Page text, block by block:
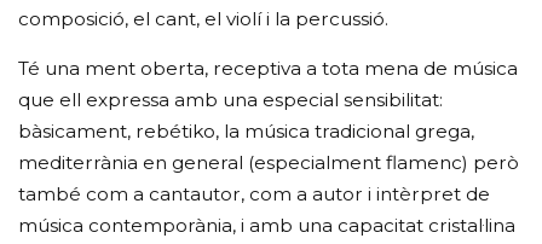
composició, el cant, el violí i la percussió.
Té una ment oberta, receptiva a tota mena de música
que ell expressa amb una especial sensibilitat:
bàsicament, rebétiko, la música tradicional grega,
mediterrània en general (especialment flamenc) però
també com a cantautor, com a autor i intèrpret de
música contemporània, i amb una capacitat cristal·lina